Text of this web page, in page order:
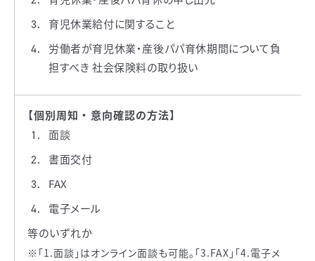
育児休業給付に関すること
労働者が育児休業・産後パパ育休期間について負
担すべき 社会保険料の取り扱い
【個別周知 ・ 意向確認の方法】
面談
書面交付
FAX
電子メール
等のいずれか
※「1.面談」はオンライン面談も可能。「3.FAX」「4.電子メ